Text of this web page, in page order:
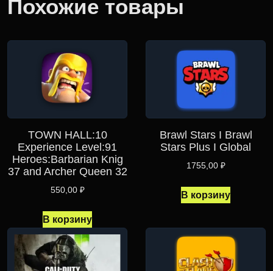
Похожие товары
TOWN HALL:10
Experience Level:91
Heroes:Barbarian Knig
37 and Archer Queen 32
550,00 ₽
В корзину
Brawl Stars I Brawl
Stars Plus I Global
1755,00 ₽
В корзину